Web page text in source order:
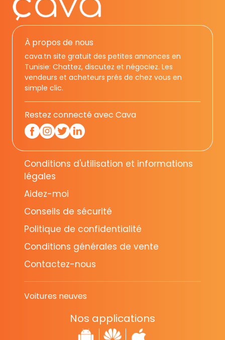
À propos de nous
cava.tn site gratuit des petites annonces en
Tunisie: Chattez, discutez et négociez. Les
vendeurs et acheteurs prés de chez vous en
simple clic.
Restez connecté avec Cava
Conditions d'utilisation et informations
légales
Aidez-moi
Conseils de sécurité
Politique de confidentialité
Conditions générales de vente
Contactez-nous
Voitures neuves
Nos applications